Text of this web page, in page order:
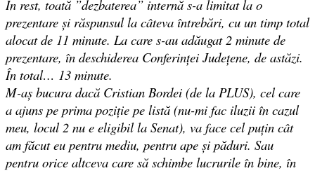
În rest, toată ”dezbaterea” internă s-a limitat la o
prezentare și răspunsul la câteva întrebări, cu un timp total
alocat de 11 minute. La care s-au adăugat 2 minute de
prezentare, în deschiderea Conferinței Județene, de astăzi.
În total… 13 minute.
M-aș bucura dacă Cristian Bordei (de la PLUS), cel care
a ajuns pe prima poziție pe listă (nu-mi fac iluzii în cazul
meu, locul 2 nu e eligibil la Senat), va face cel puțin cât
am făcut eu pentru mediu, pentru ape și păduri. Sau
pentru orice altceva care să schimbe lucrurile în bine, în